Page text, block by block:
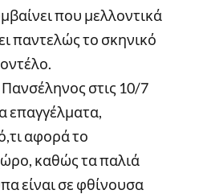
που μελλοντικά
παντελώς το σκηνικό
στις 10/7
επαγγέλματα,
αφορά το
καθώς τα παλιά
είναι σε φθίνουσα